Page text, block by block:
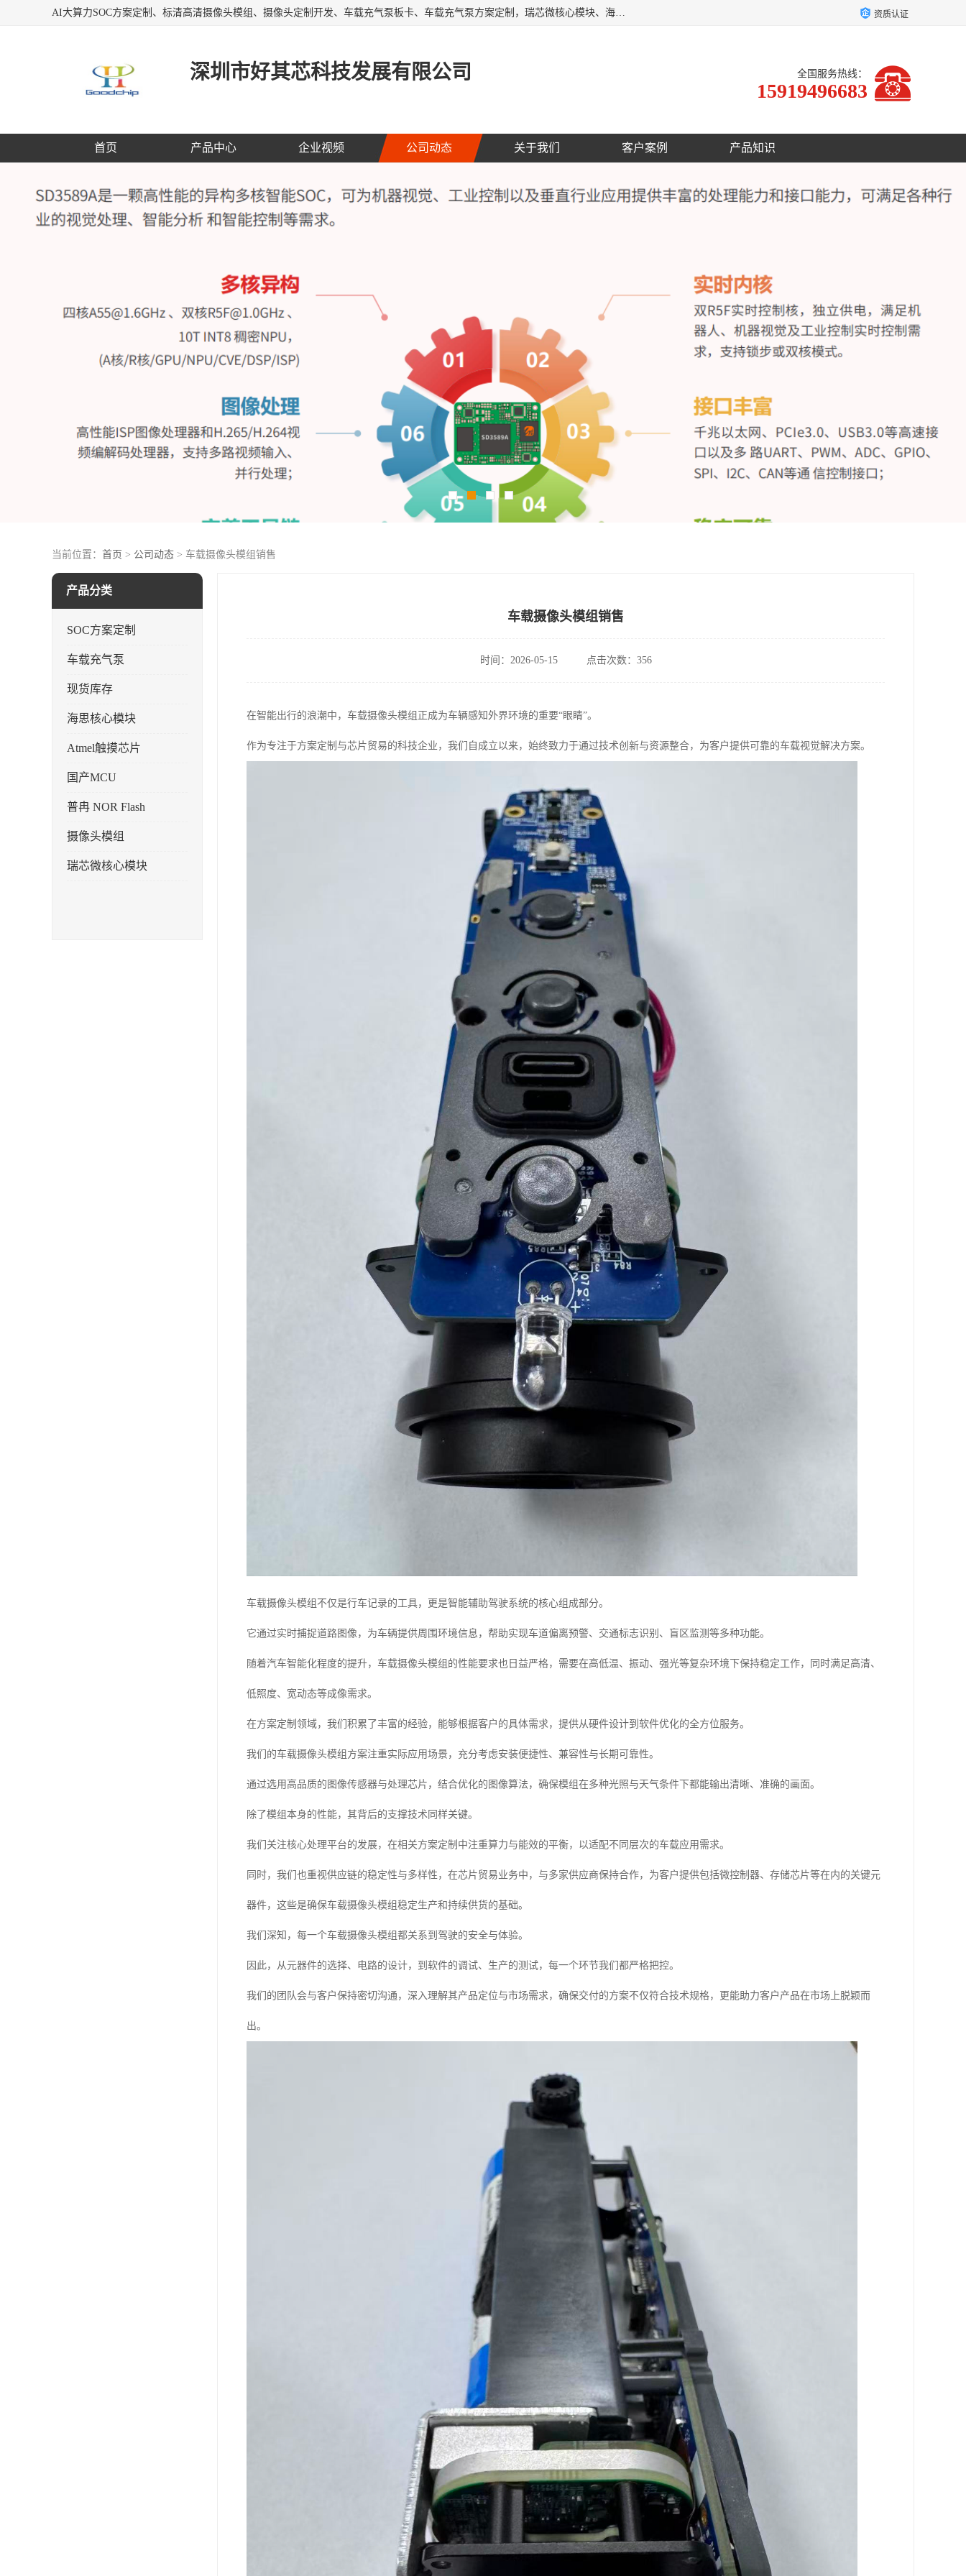
AI大算力SOC方案定制、标清高清摄像头模组、摄像头定制开发、车载充气泵板卡、车载充气泵方案定制，瑞芯微核心模块、海思核心模块、AI网关、边缘网关、边缘盒子、工控机、工业网关，Atmel触摸芯片、MCU、nor flash 资质认证
深圳市好其芯科技发展有限公司 全国服务热线：
15919496683
首页 产品中心 企业视频 公司动态 关于我们 客户案例 产品知识
当前位置： 首页 > 公司动态 > 车载摄像头模组销售
产品分类
SOC方案定制
车载充气泵
现货库存
海思核心模块
Atmel触摸芯片
国产MCU
普冉 NOR Flash
摄像头模组
瑞芯微核心模块
车载摄像头模组销售
时间：2026-05-15 点击次数：356
在智能出行的浪潮中，车载摄像头模组正成为车辆感知外界环境的重要“眼睛”。
作为专注于方案定制与芯片贸易的科技企业，我们自成立以来，始终致力于通过技术创新与资源整合，为客户提供可靠的车载视觉解决方案。
车载摄像头模组不仅是行车记录的工具，更是智能辅助驾驶系统的核心组成部分。
它通过实时捕捉道路图像，为车辆提供周围环境信息，帮助实现车道偏离预警、交通标志识别、盲区监测等多种功能。
随着汽车智能化程度的提升，车载摄像头模组的性能要求也日益严格，需要在高低温、振动、强光等复杂环境下保持稳定工作，同时满足高清、
低照度、宽动态等成像需求。
在方案定制领域，我们积累了丰富的经验，能够根据客户的具体需求，提供从硬件设计到软件优化的全方位服务。
我们的车载摄像头模组方案注重实际应用场景，充分考虑安装便捷性、兼容性与长期可靠性。
通过选用高品质的图像传感器与处理芯片，结合优化的图像算法，确保模组在多种光照与天气条件下都能输出清晰、准确的画面。
除了模组本身的性能，其背后的支撑技术同样关键。
我们关注核心处理平台的发展，在相关方案定制中注重算力与能效的平衡，以适配不同层次的车载应用需求。
同时，我们也重视供应链的稳定性与多样性，在芯片贸易业务中，与多家供应商保持合作，为客户提供包括微控制器、存储芯片等在内的关键元
器件，这些是确保车载摄像头模组稳定生产和持续供货的基础。
我们深知，每一个车载摄像头模组都关系到驾驶的安全与体验。
因此，从元器件的选择、电路的设计，到软件的调试、生产的测试，每一个环节我们都严格把控。
我们的团队会与客户保持密切沟通，深入理解其产品定位与市场需求，确保交付的方案不仅符合技术规格，更能助力客户产品在市场上脱颖而
出。